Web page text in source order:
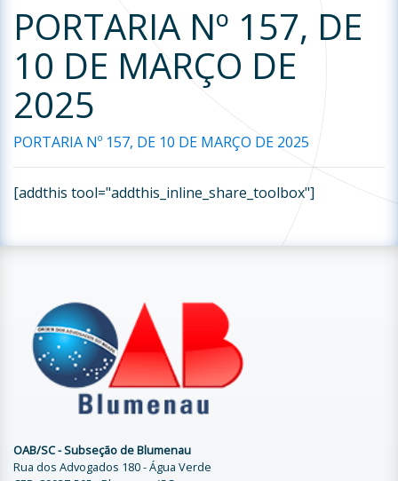
PORTARIA Nº 157, DE
10 DE MARÇO DE
2025
PORTARIA Nº 157, DE 10 DE MARÇO DE 2025
[addthis tool="addthis_inline_share_toolbox"]
OAB/SC - Subseção de Blumenau
Rua dos Advogados 180 - Água Verde